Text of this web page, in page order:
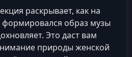
раскрывает, как на
образ музы
Это даст вам
природы женской